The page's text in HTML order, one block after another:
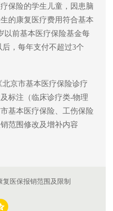
保险的学生儿童，因患脑
的康复医疗费用符合基本
以前基本医疗保险基金每
，每年支付不超过3个
北京市基本医疗保险诊疗
标注（临床诊疗类-物理
市基本医疗保险、工伤保险
范围修改及增补内容
医保报销范围及限制